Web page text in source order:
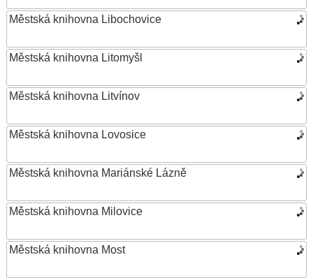
Městská knihovna Libochovice
Městská knihovna Litomyšl
Městská knihovna Litvínov
Městská knihovna Lovosice
Městská knihovna Mariánské Lázně
Městská knihovna Milovice
Městská knihovna Most